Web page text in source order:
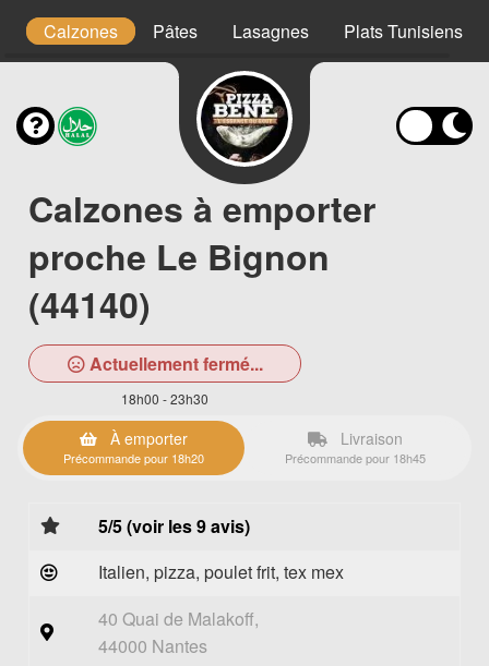
Calzones Pâtes Lasagnes Plats Tunisiens
Calzones à emporter
proche Le Bignon
(44140)
Actuellement fermé...
18h00 - 23h30
À emporter
Précommande pour 18h20
Livraison
Précommande pour 18h45
5/5 (voir les 9 avis)
Italien, pizza, poulet frit, tex mex
40 Quai de Malakoff,
44000 Nantes